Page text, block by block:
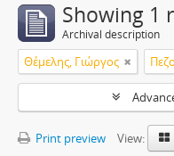
Showing 1
Archival description
Θέμελης, Γιώργος
Print preview
View: